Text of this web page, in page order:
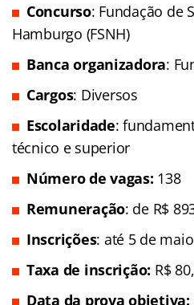
Concurso: Fundação de
Hamburgo (FSNH)
Banca organizadora:
Cargos: Diversos
Escolaridade:
técnico e superior
Número de vagas: 138
Remuneração: de R$
Inscrições: até 5 de
Taxa de inscrição: R$
Data da prova objetiva: